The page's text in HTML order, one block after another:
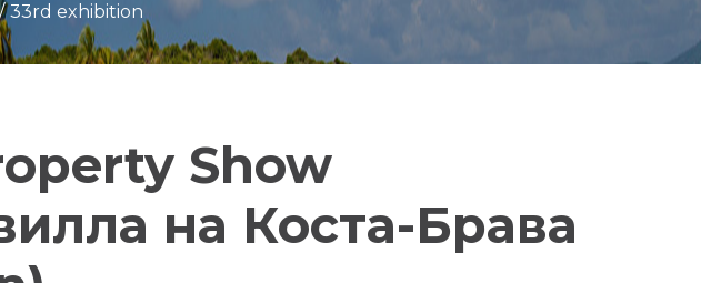
33rd exhibition
Show
на Коста-Брава